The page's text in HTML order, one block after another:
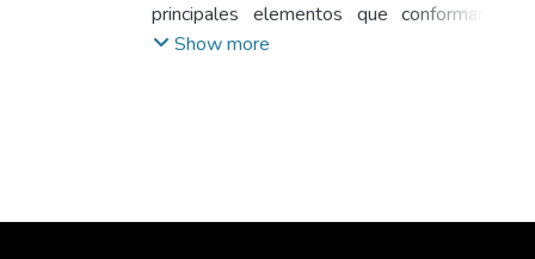
principales elementos que conforman el
desarrollo económico, bienestar y cohesión
Show more